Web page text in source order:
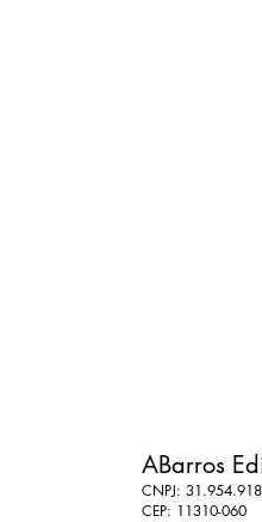
ABarros
CNPJ:
CEP: 11310-060